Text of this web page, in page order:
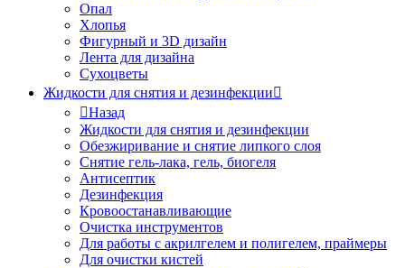
Опал
Хлопья
Фигурный и 3D дизайн
Лента для дизайна
Сухоцветы
Жидкости для снятия и дезинфекции
Назад
Жидкости для снятия и дезинфекции
Обезжиривание и снятие липкого слоя
Снятие гель-лака, гель, биогеля
Антисептик
Дезинфекция
Кровоостанавливающие
Очистка инструментов
Для работы с акрилгелем и полигелем, праймеры
Для очистки кистей